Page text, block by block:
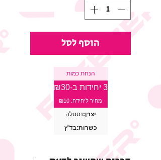
הוסף לסל
הנחת כמות
3 יחידות ב-₪30
מחיר ליחידה: ₪10
יצרן:נסטלה
כשרות:בד"ץ